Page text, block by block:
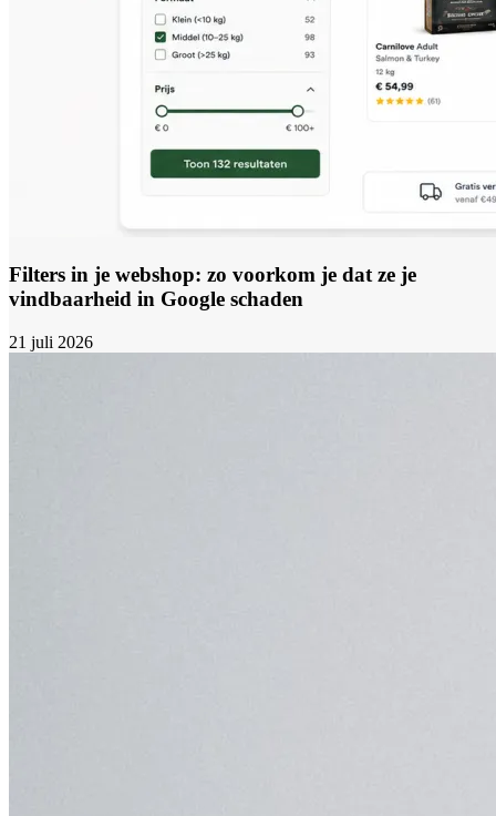
Filters in je webshop: zo voorkom je dat ze je
vindbaarheid in Google schaden
21 juli 2026